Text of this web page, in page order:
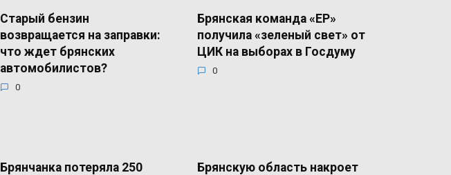
Старый бензин
возвращается на заправки:
что ждет брянских
автомобилистов?
0
Брянская команда «ЕР»
получила «зеленый свет» от
ЦИК на выборах в Госдуму
0
Брянчанка потеряла 250
Брянскую область накроет